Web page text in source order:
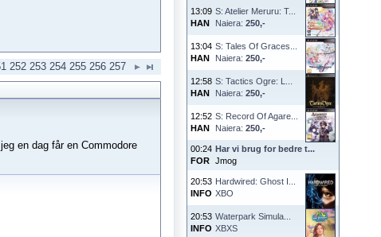
13:09
HAN
S: Atelier Meruru: T...
Naiera: 250,-
13:04
HAN
S: Tales Of Graces...
Naiera: 250,-
12:58
HAN
S: Tactics Ogre: L...
Naiera: 250,-
12:52
HAN
S: Record Of Agare...
Naiera: 250,-
00:24
FOR
Har vi brug for bedre t...
Jmog
20:53
INFO
Hardwired: Ghost I...
XBO
20:53
INFO
Waterpark Simula...
XBXS
252 253 254 255 256 257
en dag får en Commodore